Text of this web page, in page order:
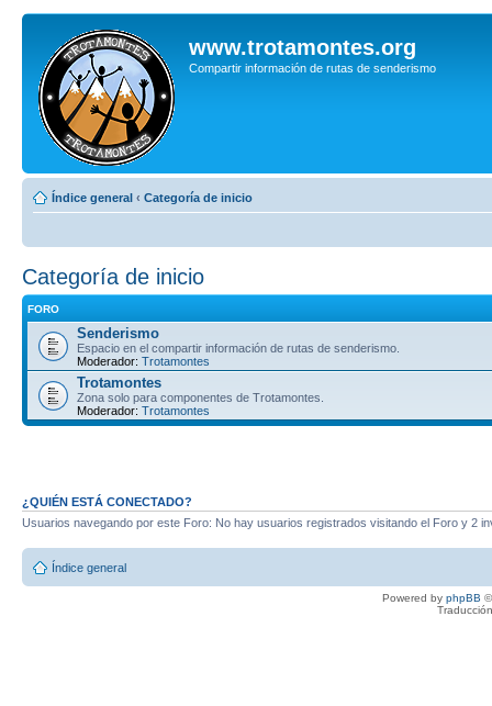
www.trotamontes.org
Compartir información de rutas de senderismo
Índice general ‹ Categoría de inicio
Categoría de inicio
FORO
Senderismo
Espacio en el compartir información de rutas de senderismo.
Moderador: Trotamontes
Trotamontes
Zona solo para componentes de Trotamontes.
Moderador: Trotamontes
¿QUIÉN ESTÁ CONECTADO?
Usuarios navegando por este Foro: No hay usuarios registrados visitando el Foro y 2
Índice general
Powered by phpBB